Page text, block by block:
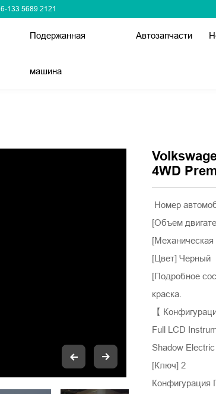
133 5689 2121
Подержанная
машина
Автозапчасти
4WD
Номер
[Объем
[Цвет] Черный
[Подробное
краска.
【
Full LCD
Shadow Electric
[Ключ] 2
Конфигурация